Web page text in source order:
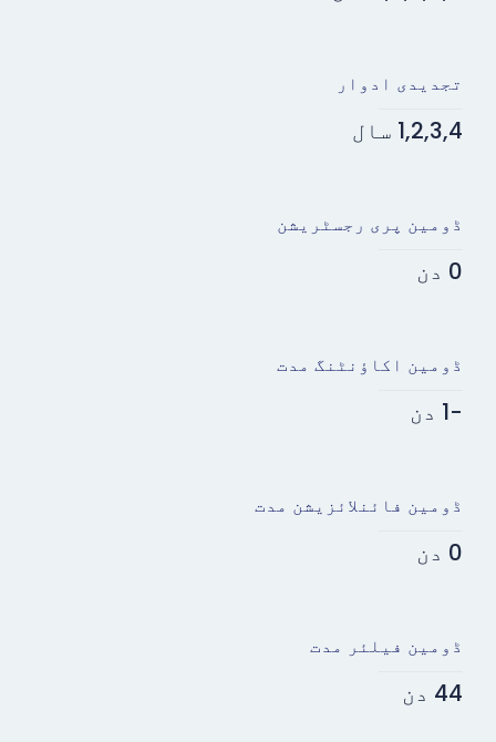
تجدیدی ادوار
1,2,3,4 سال
ڈومین پری رجسٹریشن
0 دن
ڈومین اکاؤنٹنگ مدت
-1 دن
ڈومین فائنلائزیشن مدت
0 دن
ڈومین فیلئر مدت
44 دن